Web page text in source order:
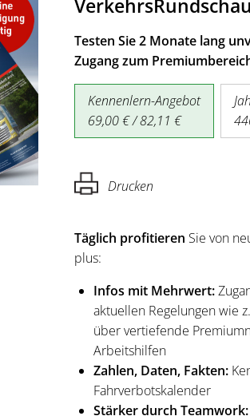
Testen Sie 2 Monate lang
Zugang zum
Kennenlern-Angebot
69,00 € / 82,11 €
Drucken
Täglich profitieren Sie von
plus:
Infos mit Mehrwert:
aktuellen Regelungen wie
über vertiefende
Arbeitshilfen
Zahlen, Daten, Fakten:
Fahrverbotskalender
Stärker durch Teamwork: